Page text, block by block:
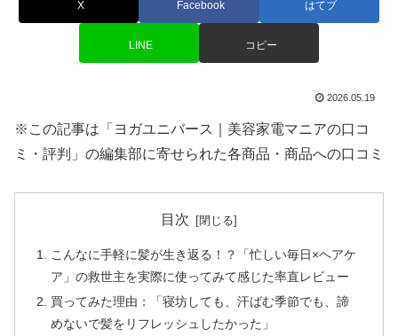
X Facebook はてブ
LINE コピー
2026.05.19
※この記事は「ヨガユニバース｜美容家電マニアの口コ
ミ・評判」の編集部に寄せられた各商品・商品への口コミ
目次
こんなに手軽に髪が生き返る！？「忙しい毎日×ヘアケ
ア」の救世主を実際に使ってみて感じた率直レビュー
買ってみた理由：「寝坊しても、汗ばむ季節でも、諦
めないで髪をリフレッシュしたかった」